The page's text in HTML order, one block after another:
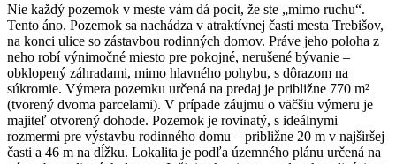
Nie každý pozemok v meste vám dá pocit, že ste „mimo ruchu“.
Tento áno. Pozemok sa nachádza v atraktívnej časti mesta Trebišov,
na konci ulice so zástavbou rodinných domov. Práve jeho poloha z
neho robí výnimočné miesto pre pokojné, nerušené bývanie –
obklopený záhradami, mimo hlavného pohybu, s dôrazom na
súkromie. Výmera pozemku určená na predaj je približne 770 m²
(tvorený dvoma parcelami). V prípade záujmu o väčšiu výmeru je
majiteľ otvorený dohode. Pozemok je rovinatý, s ideálnymi
rozmermi pre výstavbu rodinného domu – približne 20 m v najširšej
časti a 46 m na dĺžku. Lokalita je podľa územného plánu určená na